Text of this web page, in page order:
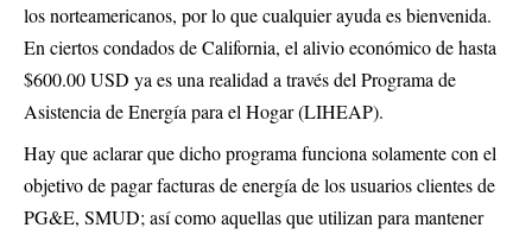
los norteamericanos, por lo que cualquier ayuda es bienvenida.
En ciertos condados de California, el alivio económico de hasta
$600.00 USD ya es una realidad a través del Programa de
Asistencia de Energía para el Hogar (LIHEAP).
Hay que aclarar que dicho programa funciona solamente con el
objetivo de pagar facturas de energía de los usuarios clientes de
PG&E, SMUD; así como aquellas que utilizan para mantener